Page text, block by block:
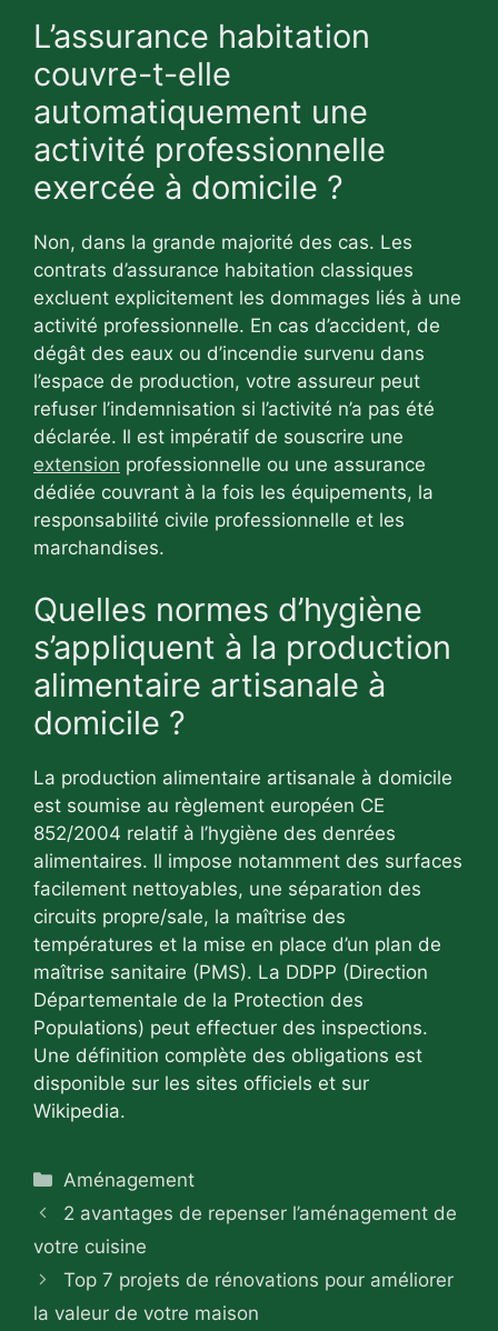
L’assurance habitation
couvre-t-elle
automatiquement une
activité professionnelle
exercée à domicile ?
Non, dans la grande majorité des cas. Les
contrats d’assurance habitation classiques
excluent explicitement les dommages liés à une
activité professionnelle. En cas d’accident, de
dégât des eaux ou d’incendie survenu dans
l’espace de production, votre assureur peut
refuser l’indemnisation si l’activité n’a pas été
déclarée. Il est impératif de souscrire une
extension professionnelle ou une assurance
dédiée couvrant à la fois les équipements, la
responsabilité civile professionnelle et les
marchandises.
Quelles normes d’hygiène
s’appliquent à la production
alimentaire artisanale à
domicile ?
La production alimentaire artisanale à domicile
est soumise au règlement européen CE
852/2004 relatif à l’hygiène des denrées
alimentaires. Il impose notamment des surfaces
facilement nettoyables, une séparation des
circuits propre/sale, la maîtrise des
températures et la mise en place d’un plan de
maîtrise sanitaire (PMS). La DDPP (Direction
Départementale de la Protection des
Populations) peut effectuer des inspections.
Une définition complète des obligations est
disponible sur les sites officiels et sur
Wikipedia.
Catégories
Aménagement
2 avantages de repenser l’aménagement de
votre cuisine
Top 7 projets de rénovations pour améliorer
la valeur de votre maison